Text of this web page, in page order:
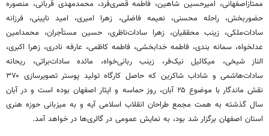
ممتازاصفهانی، امیرحسین شاهین، فاطمه قصری‌فرد، محمدمهدی قربانی، منصوره
حضوربخش، راحله محسنی، نعیمه فاضلی، زهرا امیری، امید نایینی، فرزانه
سادات‌ملکی، زینب محققیان، زهرا سادات‌ناظری، حسین مستأجران، محمدامین
عدلخواه، سمانه بندی، فاطمه خدابخشی، فاطمه کاظمی، عارفه نادری، زهرا اکبری،
الناز شیخی، میکائیل نیک‌فر، زینب ربانی‌خواه، مائده سادات‌براتی، ریحانه
سادات‌هاشمی و شادابشاکرین
که حاصل کارگاه تولید پوستر تصویرسازی ۳۷۰
نقش ماندگار با موضوع ۲۵ آبان، روز حماسه و ایثار اصفهان بوده است و در آبان
سال گذشته به همت مجمع طراحان انقلاب اسلامی آیه و به میزبانی حوزه هنری
استان اصفهان برگزار شد بود، به نمایش عمومی در گالری‌ها در خواهد آمد.